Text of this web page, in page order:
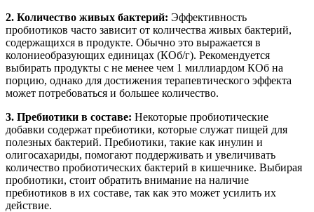
2. Количество живых бактерий: Эффективность
пробиотиков часто зависит от количества живых бактерий,
содержащихся в продукте. Обычно это выражается в
колониеобразующих единицах (КОб/г). Рекомендуется
выбирать продукты с не менее чем 1 миллиардом КОб на
порцию, однако для достижения терапевтического эффекта
может потребоваться и большее количество.
3. Пребиотики в составе: Некоторые пробиотические
добавки содержат пребиотики, которые служат пищей для
полезных бактерий. Пребиотики, такие как инулин и
олигосахариды, помогают поддерживать и увеличивать
количество пробиотических бактерий в кишечнике. Выбирая
пробиотики, стоит обратить внимание на наличие
пребиотиков в их составе, так как это может усилить их
действие.